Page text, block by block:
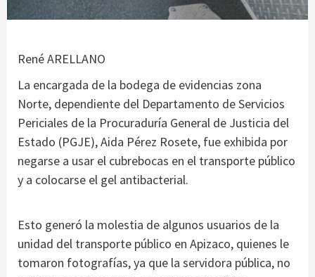
René ARELLANO
La encargada de la bodega de evidencias zona
Norte, dependiente del Departamento de Servicios
Periciales de la Procuraduría General de Justicia del
Estado (PGJE), Aida Pérez Rosete, fue exhibida por
negarse a usar el cubrebocas en el transporte público
y a colocarse el gel antibacterial.
Esto generó la molestia de algunos usuarios de la
unidad del transporte público en Apizaco, quienes le
tomaron fotografías, ya que la servidora pública, no